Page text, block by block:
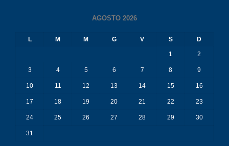
AGOSTO 2026
L M M G V S D
1 2
3 4 5 6 7 8 9
10 11 12 13 14 15 16
17 18 19 20 21 22 23
24 25 26 27 28 29 30
31